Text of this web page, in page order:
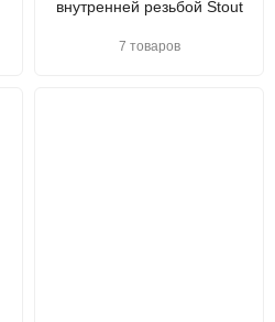
внутренней резьбой Stout
7 товаров